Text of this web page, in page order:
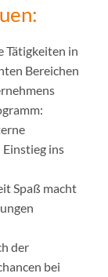
Tätigkeiten in
Bereichen
Einstieg ins
Spaß macht
der
bei